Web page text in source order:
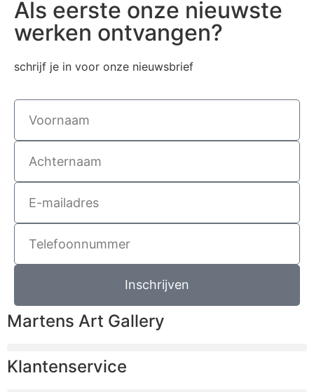
Als eerste onze nieuwste
werken ontvangen?
schrijf je in voor onze nieuwsbrief
Inschrijven
Martens Art Gallery
Klantenservice